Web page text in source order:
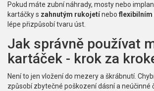
Pokud máte zubní náhrady, mosty nebo
kartáčky s zahnutým rukojetínebo flexibilním
lépe přizpůsobí tvaru úst.
Jak správně používat
kartáček - krok za
Není to jen vložení do mezery a škrábnutí.
způsobí zbytečné poškození dásní a neúčinné